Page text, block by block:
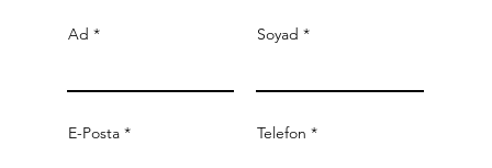
Ad Soyad
E-Posta Telefon